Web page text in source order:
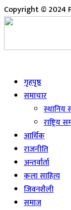
Copyright © 2024
गृहपृष्ठ
समाचार
स्थानिय
राष्ट्रिय
आर्थिक
राजनीति
अन्तर्वार्ता
कला साहित्य
जिवनशैली
समाज